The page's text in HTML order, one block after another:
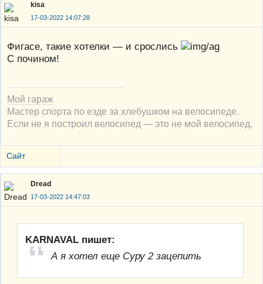
kisa
17-03-2022 14:07:28
Фигасе, такие хотелки — и срослись
С почином!
Мой гараж
Мастер спорта по езде за хлебушком на велосипеде.
Если не я построил велосипед — это не мой велосипед.
Сайт
Dread
17-03-2022 14:47:03
KARNAVAL пишет:
А я хотел еще Суру 2 зацепить